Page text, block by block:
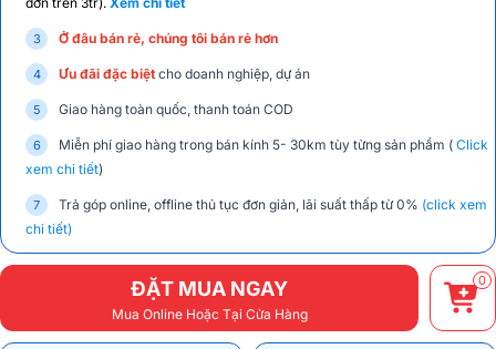
Ở đâu bán rẻ, chúng tôi bán rẻ hơn
Ưu đãi đặc biệt cho doanh nghiệp, dự án
Giao hàng toàn quốc, thanh toán COD
Miễn phí giao hàng trong bán kính 5- 30km tùy từng sản phẩm ( Click
xem chi tiết)
Trả góp online, offline thủ tục đơn giản, lãi suất thấp từ 0% (click xem
chi tiết)
ĐẶT MUA NGAY
Mua Online Hoặc Tại Cửa Hàng
0